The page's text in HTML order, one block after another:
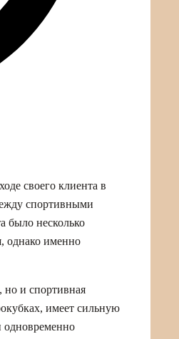
своего клиента в
спортивными
было несколько
однако именно
но и спортивная
имеет сильную
одновременно